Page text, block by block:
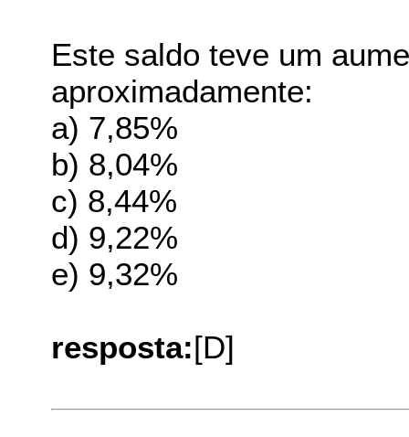
Este saldo teve um
aproximadamente:
a) 7,85%
b) 8,04%
c) 8,44%
d) 9,22%
e) 9,32%
resposta:[D]